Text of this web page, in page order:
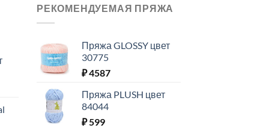
РЕКОМЕНДУЕМАЯ ПРЯЖА
Пряжа GLOSSY цвет
30775
₽4587
Пряжа PLUSH цвет
84044
₽599